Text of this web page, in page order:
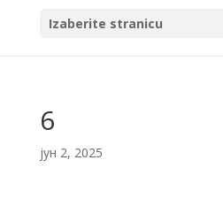
Izaberite stranicu
6
јун 2, 2025